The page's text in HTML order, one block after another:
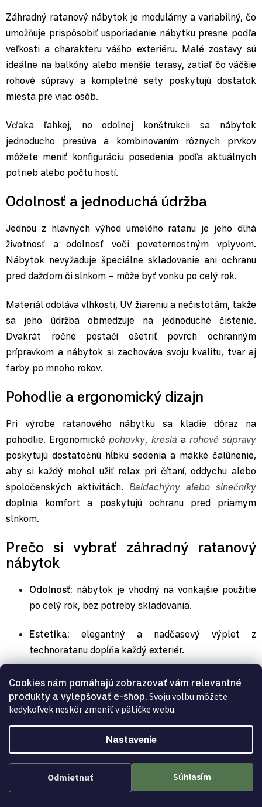
Cookies nám pomáhajú zobrazovať vám relevantné
produkty a vylepšovať e-shop. Svoju voľbu môžete
kedykoľvek neskôr zmeniť v pätičke webu.
Nastavenie
Odmietnuť Súhlasím
Záhradný ratanový nábytok je modulárny a variabilný, čo
umožňuje prispôsobiť usporiadanie nábytku presne podľa
veľkosti a charakteru vášho exteriéru. Malé zostavy sú
ideálne na balkóny alebo menšie terasy, zatiaľ čo väčšie
rohové súpravy a kompletné sety poskytujú dostatok
miesta pre viac osôb.
Vďaka ľahkej, no odolnej konštrukcii sa nábytok
jednoducho presúva a kombinovaním rôznych prvkov
môžete meniť konfiguráciu posedenia podľa aktuálnych
potrieb alebo počtu hostí.
Odolnosť a jednoduchá údržba
Jednou z hlavných výhod umelého ratanu je jeho dlhá
životnosť a odolnosť voči poveternostným vplyvom.
Nábytok nevyžaduje špeciálne skladovanie ani ochranu
pred dažďom či slnkom – môže byť vonku po celý rok.
Materiál odoláva vlhkosti, UV žiareniu a nečistotám, takže
sa jeho údržba obmedzuje na jednoduché čistenie.
Dvakrát ročne postačí ošetriť povrch ochranným
prípravkom a nábytok si zachováva svoju kvalitu, tvar aj
farby po mnoho rokov.
Pohodlie a ergonomický dizajn
Pri výrobe ratanového nábytku sa kladie dôraz na
pohodlie. Ergonomicképohovky, kreslá a rohové súpravy
poskytujú dostatočnú hĺbku sedenia a mäkké čalúnenie,
aby si každý mohol užiť relax pri čítaní, oddychu alebo
spoločenských aktivitách. Baldachýny alebo slnečníky
doplnia komfort a poskytujú ochranu pred priamym
slnkom.
Prečo si vybrať záhradný ratanový
nábytok
Odolnosť: nábytok je vhodný na vonkajšie použitie
po celý rok, bez potreby skladovania.
Estetika: elegantný a nadčasový výplet z
technoratanu dopĺňa každý exteriér.
Pohodlie:ergonomický dizajn zaručuje maximálny
relax pre každého.
Jednoduchá údržba:materiál odoláva vlhkosti, UV
žiareniu a nečistotám, čistenie je jednoduché a
rýchle.
Flexibilita:modulárne zostavy umožňujú prispôsobiť